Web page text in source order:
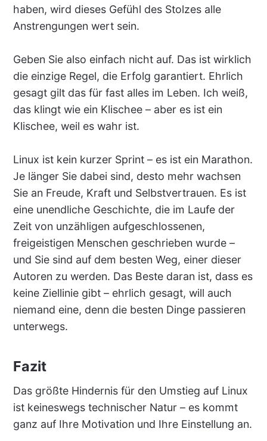
haben, wird dieses Gefühl des Stolzes alle
Anstrengungen wert sein.
Geben Sie also einfach nicht auf. Das ist wirklich
die einzige Regel, die Erfolg garantiert. Ehrlich
gesagt gilt das für fast alles im Leben. Ich weiß,
das klingt wie ein Klischee – aber es ist ein
Klischee, weil es wahr ist.
Linux ist kein kurzer Sprint – es ist ein Marathon.
Je länger Sie dabei sind, desto mehr wachsen
Sie an Freude, Kraft und Selbstvertrauen. Es ist
eine unendliche Geschichte, die im Laufe der
Zeit von unzähligen aufgeschlossenen,
freigeistigen Menschen geschrieben wurde –
und Sie sind auf dem besten Weg, einer dieser
Autoren zu werden. Das Beste daran ist, dass es
keine Ziellinie gibt – ehrlich gesagt, will auch
niemand eine, denn die besten Dinge passieren
unterwegs.
Fazit
Das größte Hindernis für den Umstieg auf Linux
ist keineswegs technischer Natur – es kommt
ganz auf Ihre Motivation und Ihre Einstellung an.